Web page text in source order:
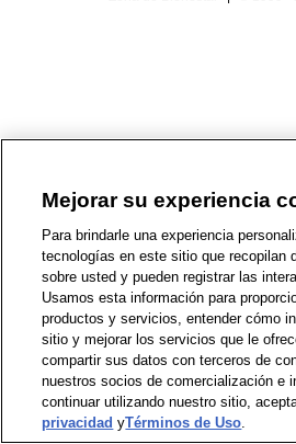
Mejorar su experiencia
Para brindarle una experiencia
tecnologías en este sitio que recopilan
sobre usted y pueden registrar las
Usamos esta información para
productos y servicios, entender cómo
sitio y mejorar los servicios que le
compartir sus datos con terceros de
nuestros socios de comercialización e
continuar utilizando nuestro sitio,
privacidad yTérminos de Uso.